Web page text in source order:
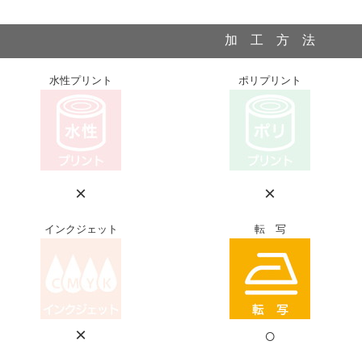
加 工 方 法
水性プリント ポリプリント
× ×
インクジェット 転 写
× ○